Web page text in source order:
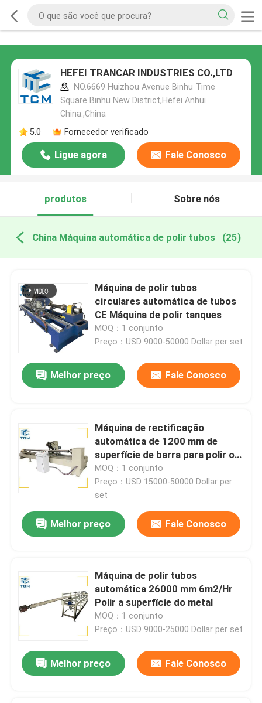
HEFEI TRANCAR INDUSTRIES CO.,LTD
NO.6669 Huizhou Avenue Binhu Time
Square Binhu New District,Hefei Anhui
China.,China
5.0
Fornecedor verificado
Ligue agora Fale Conosco
produtos Sobre nós
China Máquina automática de polir tubos (25)
Máquina de polir tubos
circulares automática de tubos
CE Máquina de polir tanques
MOQ：1 conjunto
Preço：USD 9000-50000 Dollar per set
Melhor preço Fale Conosco
Máquina de rectificação
automática de 1200 mm de
superfície de barra para polir o
metal
MOQ：1 conjunto
Preço：USD 15000-50000 Dollar per
set
Melhor preço Fale Conosco
Máquina de polir tubos
automática 26000 mm 6m2/Hr
Polir a superfície do metal
MOQ：1 conjunto
Preço：USD 9000-25000 Dollar per set
Melhor preço Fale Conosco